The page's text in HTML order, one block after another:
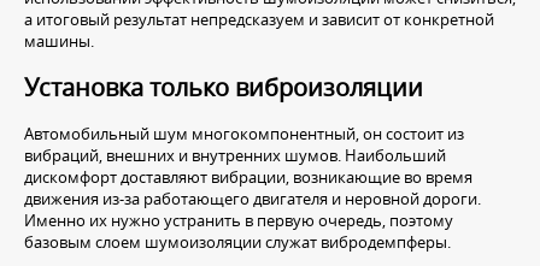
а итоговый результат непредсказуем и зависит от конкретной
машины.
Установка только виброизоляции
Автомобильный шум многокомпонентный, он состоит из
вибраций, внешних и внутренних шумов. Наибольший
дискомфорт доставляют вибрации, возникающие во время
движения из-за работающего двигателя и неровной дороги.
Именно их нужно устранить в первую очередь, поэтому
базовым слоем шумоизоляции служат вибродемпферы.